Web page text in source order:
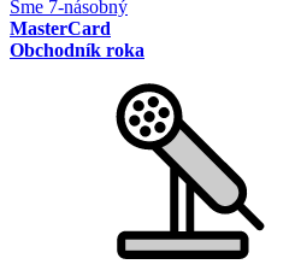
Sme 7-násobný
MasterCard
Obchodník roka